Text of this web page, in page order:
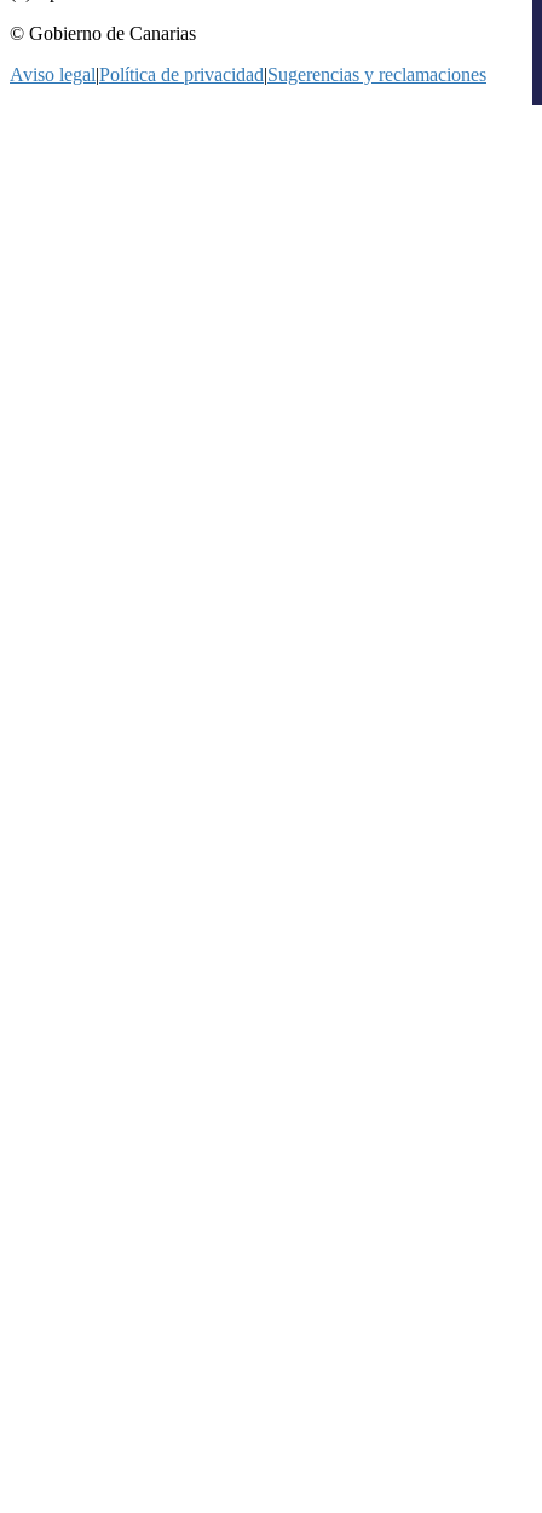
© Gobierno de Canarias
Aviso legal|Política de privacidad|Sugerencias y reclamaciones